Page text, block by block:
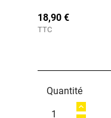
18,90 €
TTC
Quantité